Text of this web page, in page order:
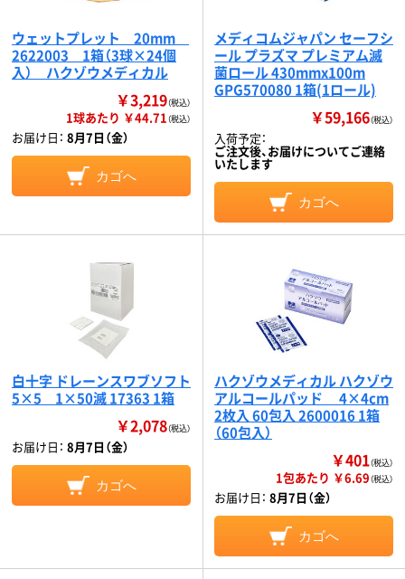
ウェットプレット 20mm
2622003 1箱（3球×24個
入） ハクゾウメディカル
￥3,219（税込）
1球あたり ￥44.71（税込）
お届け日： 8月7日（金）
カゴへ
メディコムジャパン セーフシ
ール プラズマ プレミアム滅
菌ロール 430mmx100m
GPG570080 1箱(1ロール)
￥59,166（税込）
入荷予定：
ご注文後、お届けについてご連絡
いたします
カゴへ
白十字 ドレーンスワブソフト
5×5 1×50滅 17363 1箱
￥2,078（税込）
お届け日： 8月7日（金）
カゴへ
ハクゾウメディカル ハクゾウ
アルコールパッド 4×4cm
2枚入 60包入 2600016 1箱
（60包入）
￥401（税込）
1包あたり ￥6.69（税込）
お届け日： 8月7日（金）
カゴへ